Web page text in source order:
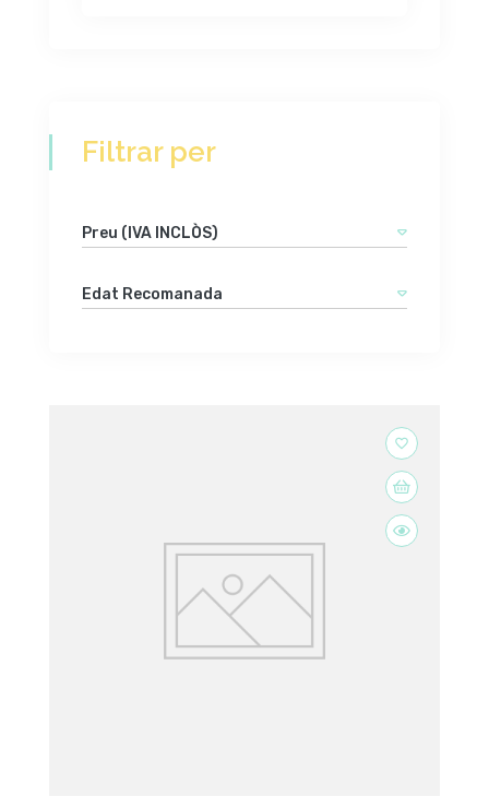
Filtrar per
Preu (IVA INCLÒS)
Edat Recomanada
favorite_border